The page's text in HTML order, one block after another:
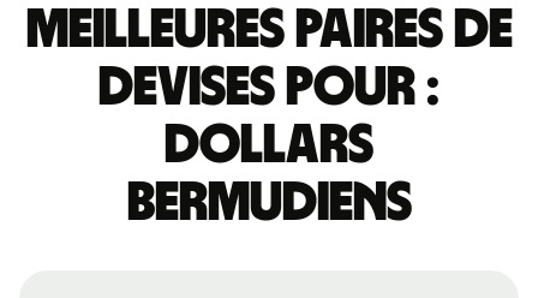
Meilleures paires de
devises pour :
dollars
bermudiens